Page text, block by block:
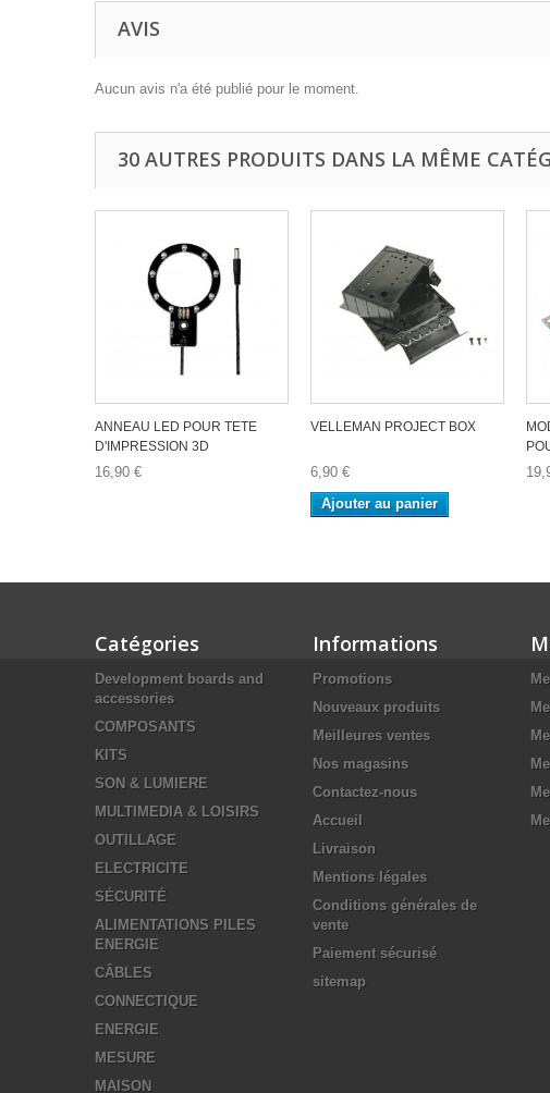
AVIS
Aucun avis n'a été publié pour le moment.
30 AUTRES PRODUITS DANS LA MÊME
ANNEAU LED POUR TETE
D'IMPRESSION 3D
16,90 €
VELLEMAN PROJECT BOX
6,90 €
Ajouter au panier
Catégories
Development boards and
accessories
COMPOSANTS
KITS
SON & LUMIERE
MULTIMEDIA & LOISIRS
OUTILLAGE
ELECTRICITE
SÉCURITÉ
ALIMENTATIONS PILES
ENERGIE
CÂBLES
CONNECTIQUE
ENERGIE
MESURE
MAISON
Informations
Promotions
Nouveaux produits
Meilleures ventes
Nos magasins
Contactez-nous
Accueil
Livraison
Mentions légales
Conditions générales de
vente
Paiement sécurisé
sitemap